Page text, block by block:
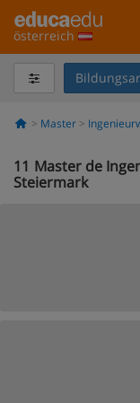
österreich
Master
11 Master de
Steiermark